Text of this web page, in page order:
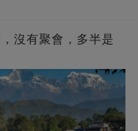
沒有聚會，多半是